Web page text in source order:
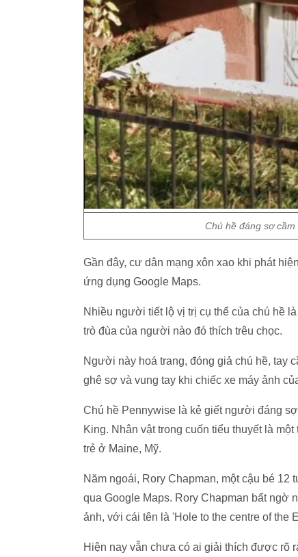
Chú hề đáng sợ
Gần đây, cư dân mạng xôn xao khi phát
ứng dụng Google Maps.
Nhiều người tiết lộ vị trị cụ thể của chú hề
trò đùa của người nào đó thích trêu chọc.
Người này hoá trang, đóng giả chú hề, tay
ghê sợ và vung tay khi chiếc xe máy ảnh
Chú hề Pennywise là kẻ giết người đáng
King. Nhân vật trong cuốn tiểu thuyết là
trẻ ở Maine, Mỹ.
Năm ngoái, Rory Chapman, một cậu bé
qua Google Maps. Rory Chapman bất ngờ
ảnh, với cái tên là 'Hole to the centre of the
Hiện nay vẫn chưa có ai giải thích được rõ